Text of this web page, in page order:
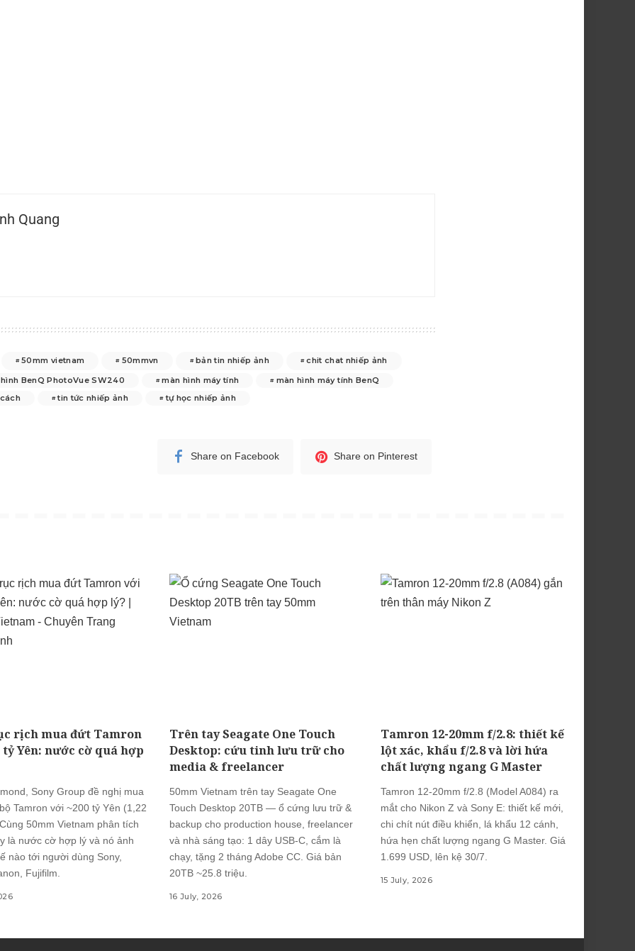
Quang
50mm vietnam 50mmvn bản tin nhiếp ảnh
chit chat nhiếp ảnh
BenQ PhotoVue SW240
màn hình máy tính
màn hình máy tính BenQ
tin tức nhiếp ảnh tự học nhiếp ảnh
Share on Facebook Share on Pinterest
rịch mua đứt Tamron
tỷ Yên: nước cờ quá hợp
Sony Group đề nghị mua
Tamron với ~200 tỷ Yên (1,22
50mm Vietnam phân tích
là nước cờ hợp lý và nó ảnh
nào tới người dùng Sony,
Fujifilm.
Trên tay Seagate One Touch
Desktop: cứu tinh lưu trữ cho
media & freelancer
50mm Vietnam trên tay Seagate One
Touch Desktop 20TB — ổ cứng lưu trữ &
backup cho production house, freelancer
và nhà sáng tạo: 1 dây USB-C, cắm là
chạy, tặng 2 tháng Adobe CC. Giá bản
20TB ~25.8 triệu.
16 July, 2026
Tamron 12-20mm f/2.8: thiết kế
lột xác, khẩu f/2.8 và lời hứa
chất lượng ngang G Master
Tamron 12-20mm f/2.8 (Model A084) ra
mắt cho Nikon Z và Sony E: thiết kế mới,
chi chít nút điều khiển, lá khẩu 12 cánh,
hứa hẹn chất lượng ngang G Master. Giá
1.699 USD, lên kệ 30/7.
15 July, 2026